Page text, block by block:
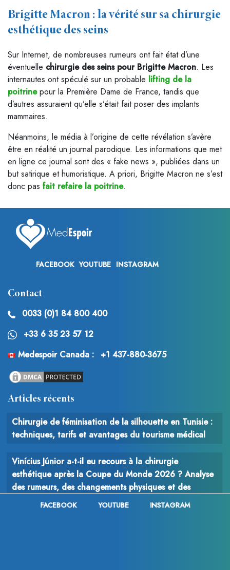
Brigitte Macron : la vérité sur sa chirurgie
esthétique des seins
Sur Internet, de nombreuses rumeurs ont fait état d’une
éventuelle chirurgie des seins pour Brigitte Macron. Les
internautes ont spéculé sur un probable lifting de la
poitrinepour la Première Dame de France, tandis que
d’autres assuraient qu’elle s’était fait poser des implants
mammaires.
Néanmoins, le média à l’origine de cette révélation s’avère
être en réalité un journal parodique. Les informations que met
en ligne ce journal sont des « fake news », publiées dans un
but satirique et humoristique. A priori, Brigitte Macron ne s’est
donc pas fait refaire la poitrine.
FACEBOOK YOUTUBE INSTAGRAM
Contact
0033 (0)1 84 800 400
+33 6 35 23 57 12
Medespoir Canada :
+1 437-880-3675
Articles récents
Chirurgie de féminisation de la silhouette en Tunisie :
techniques, tarifs et avantages du tourisme médical
Vinícius Júnior a-t-il eu recours à la chirurgie
esthétique après la Coupe du Monde 2026 ? Analyse
des rumeurs, des changements physiques et des
interventions possibles
FACEBOOK YOUTUBE INSTAGRAM